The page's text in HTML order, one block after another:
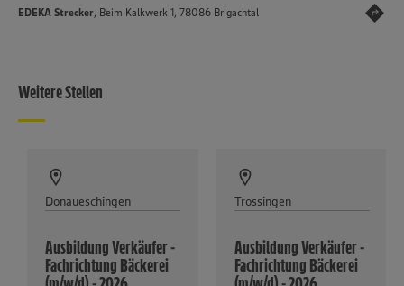
EDEKA Strecker, Beim Kalkwerk 1, 78086 Brigachtal
Weitere Stellen
Donaueschingen
Ausbildung Verkäufer -
Fachrichtung Bäckerei
Trossingen
Ausbildung Verkäufer -
Fachrichtung Bäckerei